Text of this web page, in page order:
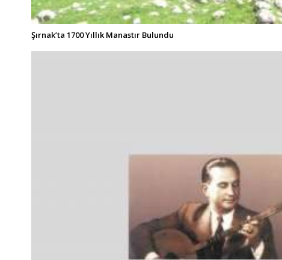
Şırnak’ta 1700 Yıllık Manastır Bulundu